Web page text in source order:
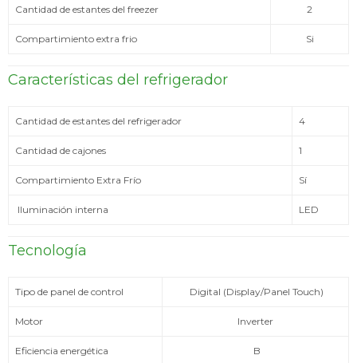
Cantidad de estantes del freezer 2
Compartimiento extra frio Si
Características del refrigerador
Cantidad de estantes del refrigerador 4
Cantidad de cajones 1
Compartimiento Extra Frío Sí
Iluminación interna LED
Tecnología
Tipo de panel de control Digital (Display/Panel Touch)
Motor Inverter
Eficiencia energética B